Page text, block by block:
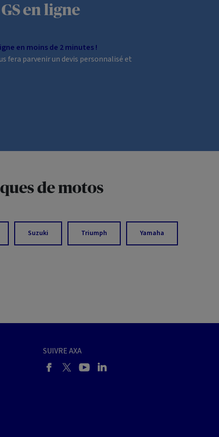
en ligne
en moins de 2 minutes !
fera parvenir un devis personnalisé et
de motos
Suzuki Triumph Yamaha
SUIVRE AXA